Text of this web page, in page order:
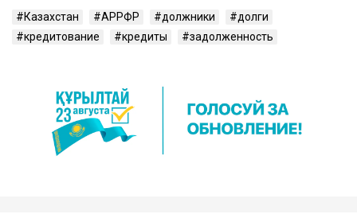
Казахстан АРРФР должники
долги
кредитование
кредиты задолженность